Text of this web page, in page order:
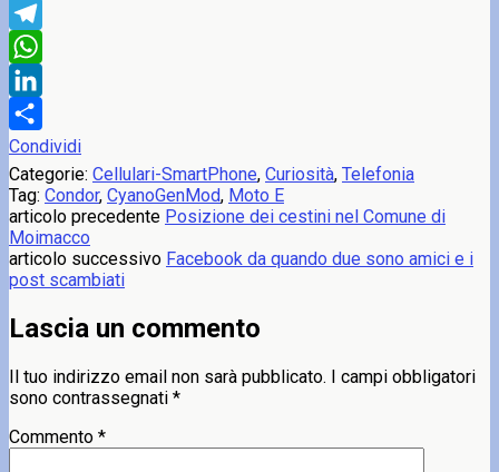
Twitter
Telegram
WhatsApp
LinkedIn
Condividi
Categorie: Cellulari-SmartPhone, Curiosità, Telefonia
Tag: Condor, CyanoGenMod, Moto E
articolo precedente Posizione dei cestini nel Comune di
Moimacco
articolo successivo Facebook da quando due sono amici e i
post scambiati
Lascia un commento
Il tuo indirizzo email non sarà pubblicato. I campi obbligatori
sono contrassegnati *
Commento *